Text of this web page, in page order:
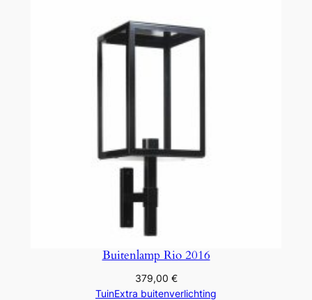
Buitenlamp Rio 2016
379,00 €
TuinExtra buitenverlichting